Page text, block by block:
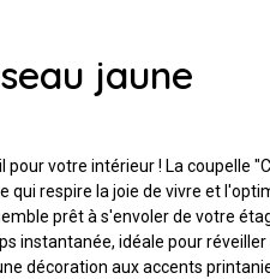
jaune
pour votre intérieur ! La coupelle
qui respire la joie de vivre et
prêt à s'envoler de votre
instantanée, idéale pour réveiller
décoration aux accents